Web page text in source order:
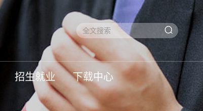
招生就业 下载中心